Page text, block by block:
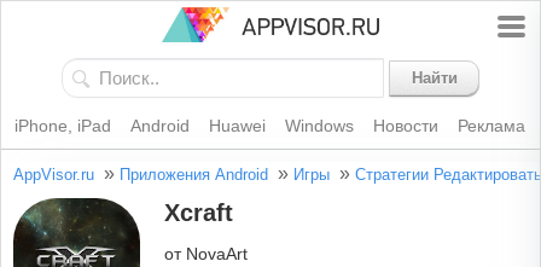
Найти
iPhone, iPad Android Huawei Windows Новости Реклама
AppVisor.ru » Приложения Android » Игры » Стратегии Редактировать
Xcraft
от NovaArt